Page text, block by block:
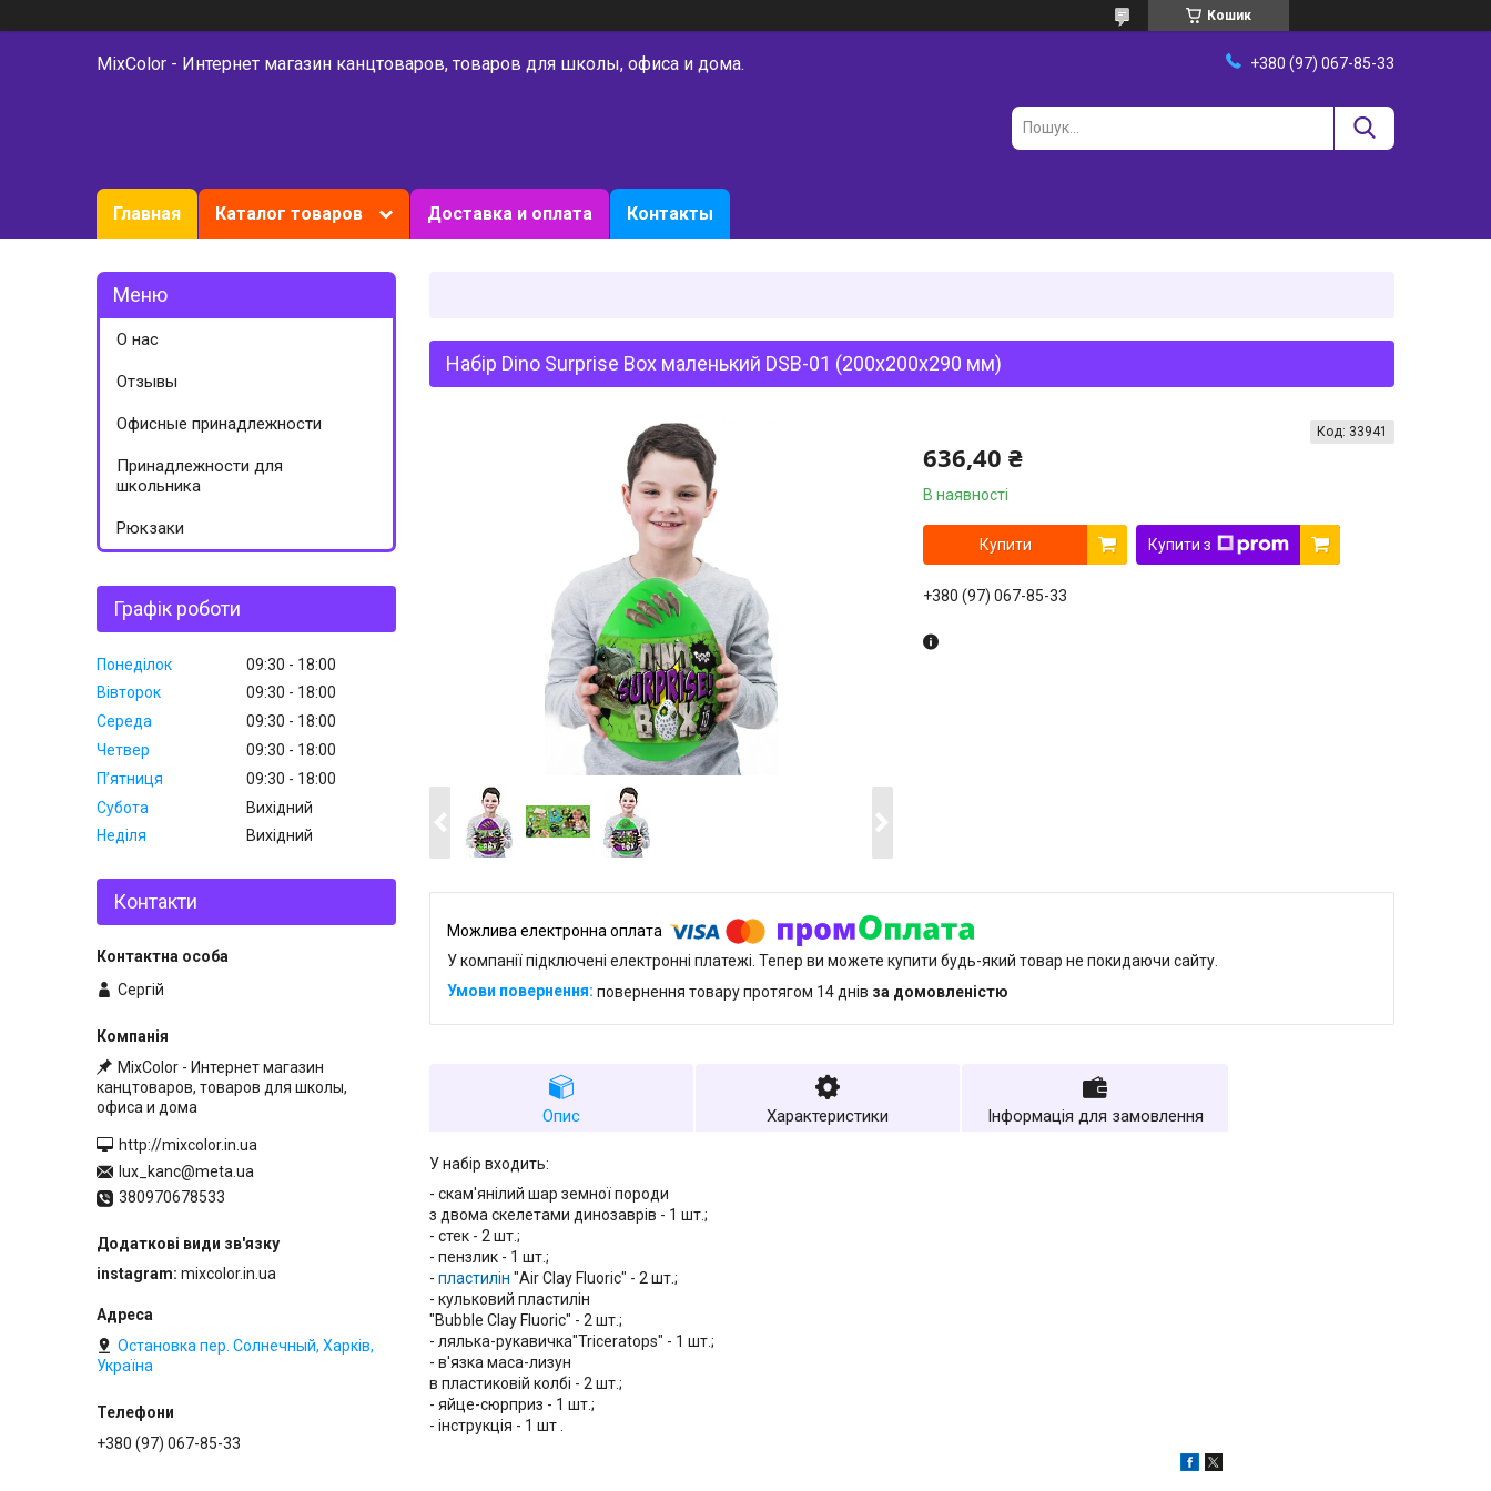
Кошик
MixColor - Интернет магазин канцтоваров, товаров для школы, офиса и дома. +380 (97) 067-85-33
Главная Каталог товаров Доставка и оплата Контакты
Набір Dino Surprise Box маленький DSB-01 (200х200х290 мм)
636,40 ₴
В наявності
Код: 33941
Купити Купити з
+380 (97) 067-85-33
У компанії підключені електронні платежі. Тепер ви можете купити будь-який товар не покидаючи сайту.
повернення товару протягом 14 днів за домовленістю
Опис Характеристики Інформація для замовлення
У набір входить:
- скам'янілий шар земної породи
з двома скелетами динозаврів - 1 шт.;
- стек - 2 шт.;
- пензлик - 1 шт.;
- пластилін "Air Clay Fluoric" - 2 шт.;
- кульковий пластилін
"Bubble Clay Fluoric" - 2 шт.;
- лялька-рукавичка"Triceratops" - 1 шт.;
- в'язка маса-лизун
в пластиковій колбі - 2 шт.;
- яйце-сюрприз - 1 шт.;
- інструкція - 1 шт .
О нас
Отзывы
Офисные принадлежности
Принадлежности для
школьника
Рюкзаки
Графік роботи
Понеділок 09:30
18:00
Вівторок
09:30
18:00
Середа
09:30
18:00
Четвер
09:30
18:00
Пʼятниця
09:30
18:00
Субота
Вихідний
Неділя
Вихідний
Контакти
Сергій
MixColor - Интернет магазин
канцтоваров, товаров для школы,
офиса и дома
http://mixcolor.in.ua
lux_kanc@meta.ua
380970678533
instagram mixcolor.in.ua
Остановка пер. Солнечный, Харків,
Україна
+380 (97) 067-85-33